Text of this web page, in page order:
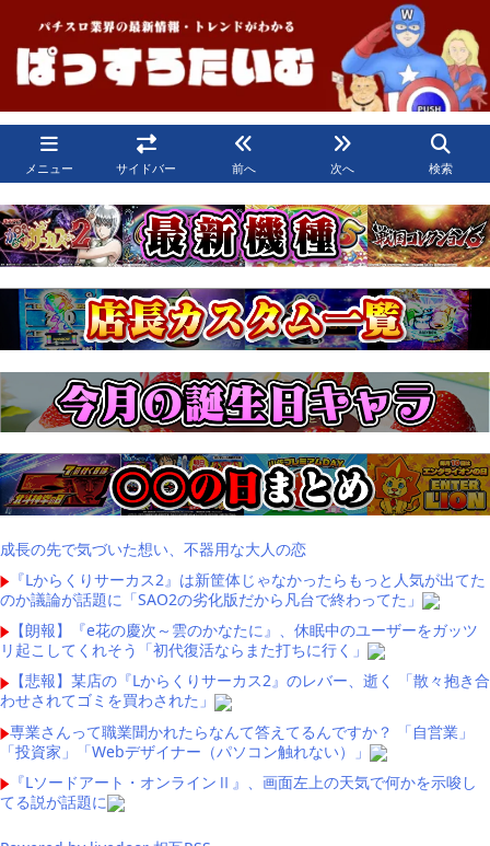
メニュー サイドバー 前へ 次へ 検索
成長の先で気づいた想い、不器用な大人の恋
『Lからくりサーカス2』は新筐体じゃなかったらもっと人気が出てた
のか議論が話題に「SAO2の劣化版だから凡台で終わってた」
【朗報】『e花の慶次～雲のかなたに』、休眠中のユーザーをガッツ
リ起こしてくれそう「初代復活ならまた打ちに行く」
【悲報】某店の『Lからくりサーカス2』のレバー、逝く 「散々抱き合
わせされてゴミを買わされた」
専業さんって職業聞かれたらなんて答えてるんですか？ 「自営業」
「投資家」「Webデザイナー（パソコン触れない）」
『Lソードアート・オンラインⅡ』、画面左上の天気で何かを示唆し
てる説が話題に